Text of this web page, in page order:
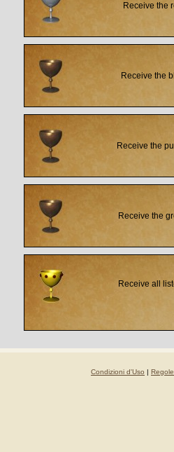
Receive the
Receive the
Receive the
Receive the
Receive all
Condizioni d'Uso |